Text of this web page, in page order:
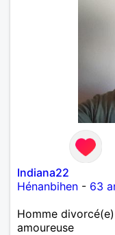
Indiana22
Hénanbihen - 63
Homme
amoureuse